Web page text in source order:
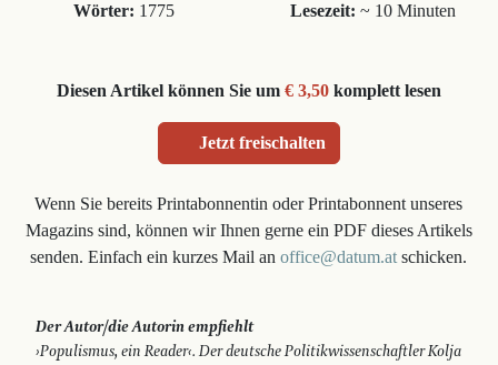
Wörter: 1775 Lesezeit: ~ 10 Minuten
Diesen Artikel können Sie um € 3,50komplett lesen
Jetzt freischalten
Wenn Sie bereits Printabonnentin oder Printabonnent unseres
Magazins sind, können wir Ihnen gerne ein PDF dieses Artikels
senden. Einfach ein kurzes Mail anoffice@datum.at schicken.
Der Autor/die Autorin empfiehlt
›Populismus, ein Reader‹. Der deutsche Politikwissenschaftler Kolja